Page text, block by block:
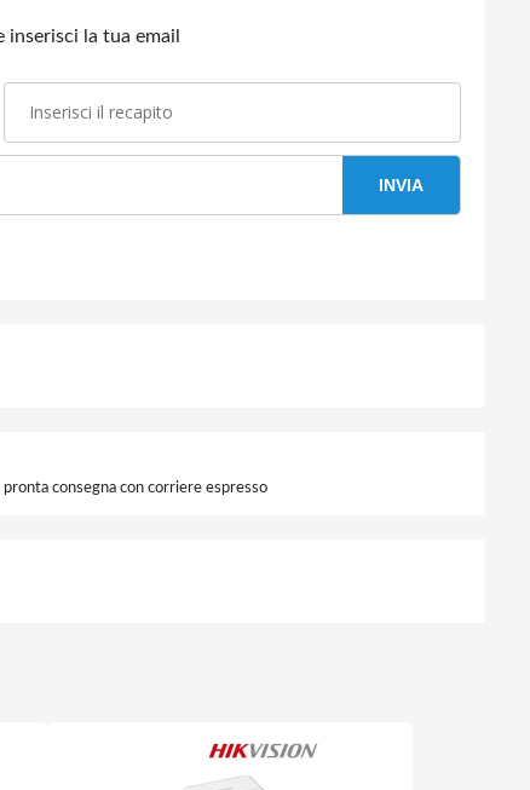
la tua email
INVIA
consegna con corriere espresso